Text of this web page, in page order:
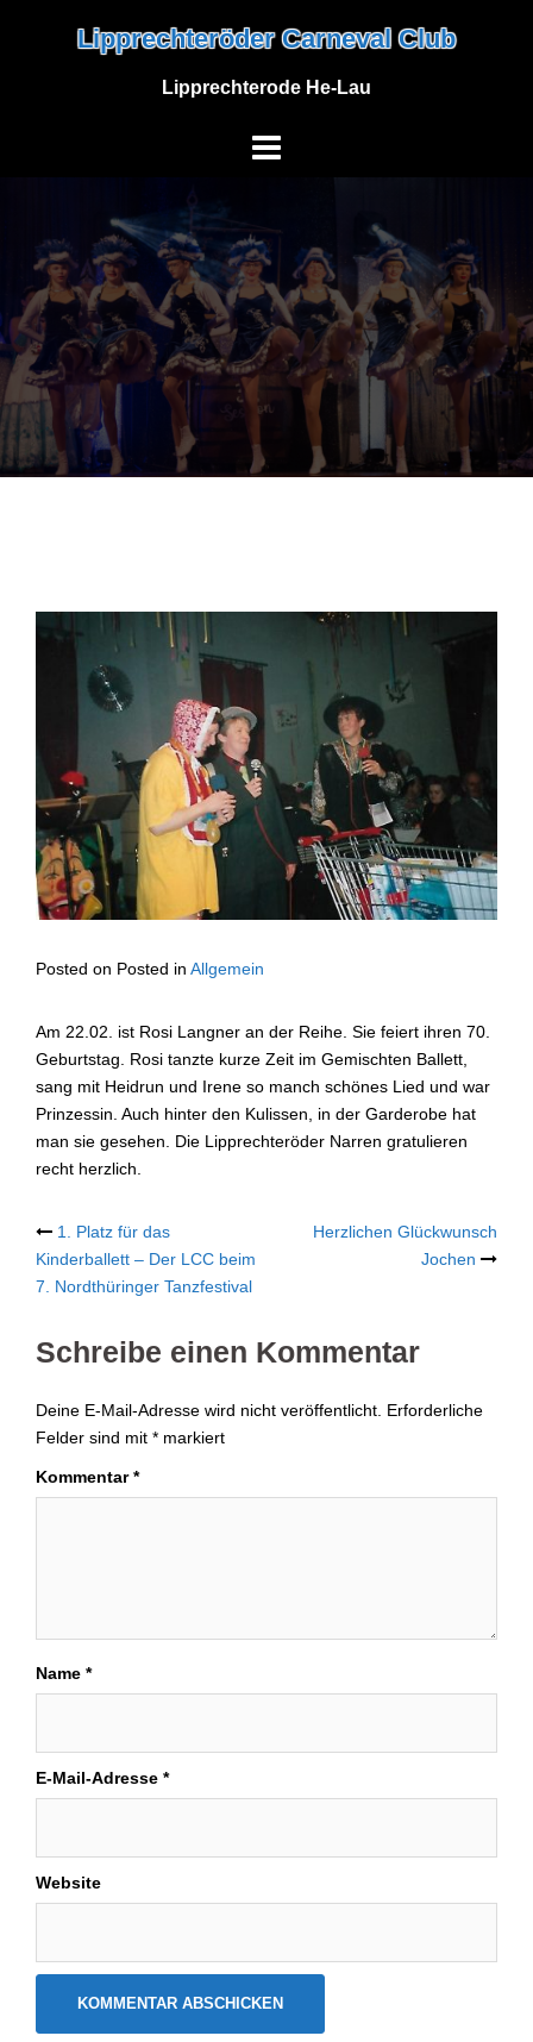
Lipprechteröder Carneval Club
Lipprechterode He-Lau
Posted on Posted in Allgemein
Am 22.02. ist Rosi Langner an der Reihe. Sie feiert ihren 70.
Geburtstag. Rosi tanzte kurze Zeit im Gemischten Ballett,
sang mit Heidrun und Irene so manch schönes Lied und war
Prinzessin. Auch hinter den Kulissen, in der Garderobe hat
man sie gesehen. Die Lipprechteröder Narren gratulieren
recht herzlich.
Post
navigation
1. Platz für das
Kinderballett – Der LCC beim
7. Nordthüringer Tanzfestival
Herzlichen Glückwunsch
Jochen
Schreibe einen Kommentar
Deine E-Mail-Adresse wird nicht veröffentlicht. Erforderliche
Felder sind mit * markiert
Kommentar*
Name *
E-Mail-Adresse *
Website